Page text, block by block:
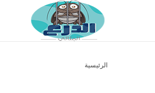
بحث
الرئيسية